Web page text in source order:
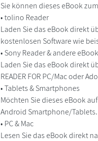
Sie können dieses eBook
• tolino Reader
Laden Sie das eBook direkt
kostenlosen Software wie
• Sony Reader & andere
Laden Sie das eBook direkt
READER FOR PC/Mac oder
• Tablets & Smartphones
Möchten Sie dieses eBook
Android Smartphone/Tablets.
• PC & Mac
Lesen Sie das eBook direkt